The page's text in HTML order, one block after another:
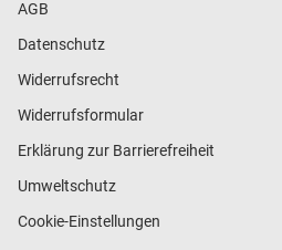
AGB
Datenschutz
Widerrufsrecht
Widerrufsformular
Erklärung zur Barrierefreiheit
Umweltschutz
Cookie-Einstellungen